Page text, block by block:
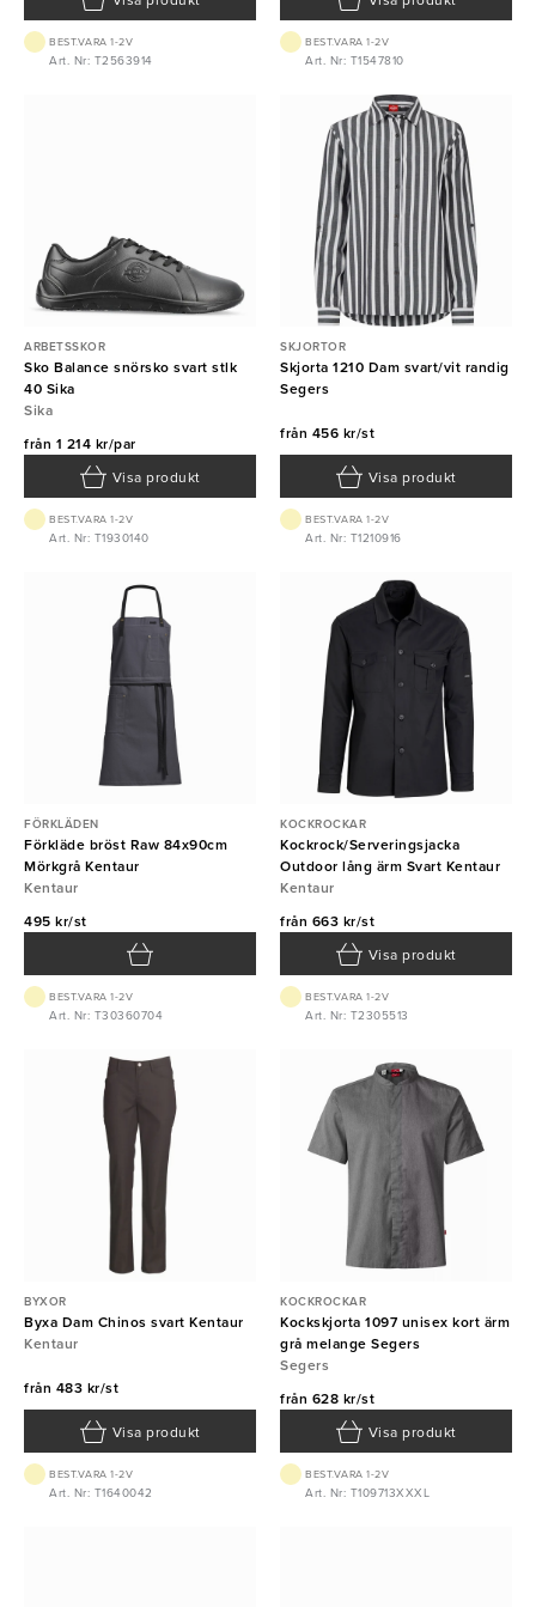
BEST.VARA 1-2V
Art. Nr: T2563914
BEST.VARA 1-2V
Art. Nr: T1547810
ARBETSSKOR
Sko Balance snörsko svart stlk
40 Sika
Sika
från 1 214 kr/par
Visa produkt
BEST.VARA 1-2V
Art. Nr: T1930140
SKJORTOR
Skjorta 1210 Dam svart/vit randig
Segers
från 456 kr/st
Visa produkt
BEST.VARA 1-2V
Art. Nr: T1210916
FÖRKLÄDEN
Förkläde bröst Raw 84x90cm
Mörkgrå Kentaur
Kentaur
495 kr/st
BEST.VARA 1-2V
Art. Nr: T30360704
KOCKROCKAR
Kockrock/Serveringsjacka
Outdoor lång ärm Svart Kentaur
Kentaur
från 663 kr/st
Visa produkt
BEST.VARA 1-2V
Art. Nr: T2305513
BYXOR
Byxa Dam Chinos svart Kentaur
Kentaur
från 483 kr/st
Visa produkt
BEST.VARA 1-2V
Art. Nr: T1640042
KOCKROCKAR
Kockskjorta 1097 unisex kort ärm
grå melange Segers
Segers
från 628 kr/st
Visa produkt
BEST.VARA 1-2V
Art. Nr: T109713XXXL